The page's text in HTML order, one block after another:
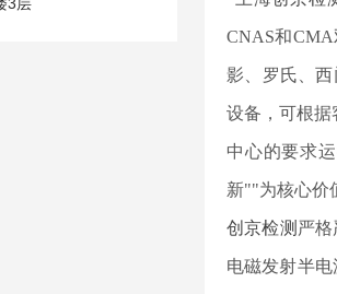
CNAS和
影、罗氏、
设备，可根据
中心的要求
新""为核心价
创京检测 严
电磁发射半